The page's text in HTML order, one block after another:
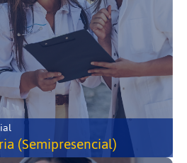
(Semipresencial)